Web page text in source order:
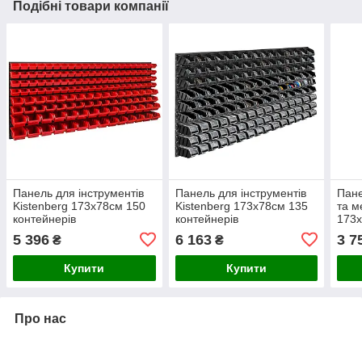
Подібні товари компанії
Панель для інструментів
Kistenberg 173х78см 150
контейнерів
5 396 ₴
Купити
Панель для інструментів
Kistenberg 173х78см 135
контейнерів
6 163₴
Купити
та
3
Про нас